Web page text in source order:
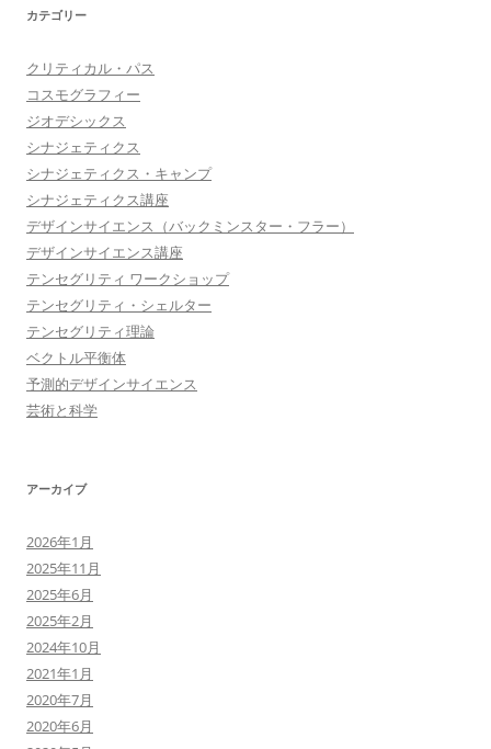
カテゴリー
クリティカル・パス
コスモグラフィー
ジオデシックス
シナジェティクス
シナジェティクス・キャンプ
シナジェティクス講座
デザインサイエンス（バックミンスター・フラー）
デザインサイエンス講座
テンセグリティ ワークショップ
テンセグリティ・シェルター
テンセグリティ理論
ベクトル平衡体
予測的デザインサイエンス
芸術と科学
アーカイブ
2026年1月
2025年11月
2025年6月
2025年2月
2024年10月
2021年1月
2020年7月
2020年6月